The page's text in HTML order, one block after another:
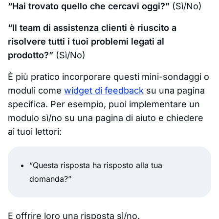
“Hai trovato quello che cercavi oggi?” (Sì/No)
“Il team di assistenza clienti è riuscito a
risolvere tutti i tuoi problemi legati al
prodotto?” (Sì/No)
È più pratico incorporare questi mini-sondaggi o
moduli come widget di feedback su una pagina
specifica. Per esempio, puoi implementare un
modulo sì/no su una pagina di aiuto e chiedere
ai tuoi lettori:
“Questa risposta ha risposto alla tua
domanda?”
E offrire loro una risposta sì/no.